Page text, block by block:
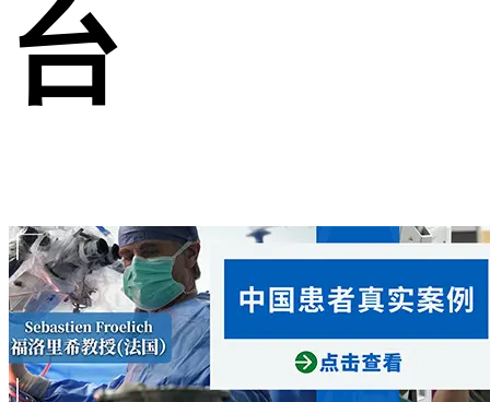
台